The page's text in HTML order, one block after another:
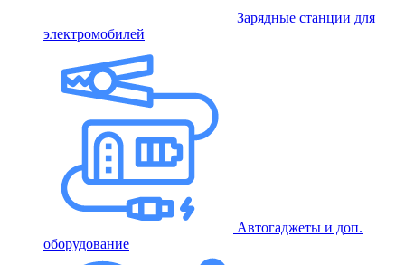
Зарядные станции для
электромобилей
Автогаджеты и доп.
оборудование